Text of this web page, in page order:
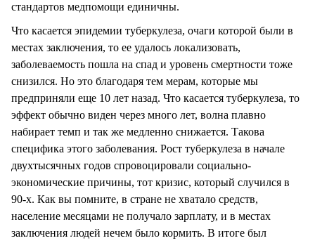
стандартов медпомощи единичны.
Что касается эпидемии туберкулеза, очаги которой были в
местах заключения, то ее удалось локализовать,
заболеваемость пошла на спад и уровень смертности тоже
снизился. Но это благодаря тем мерам, которые мы
предприняли еще 10 лет назад. Что касается туберкулеза, то
эффект обычно виден через много лет, волна плавно
набирает темп и так же медленно снижается. Такова
специфика этого заболевания. Рост туберкулеза в начале
двухтысячных годов спровоцировали социально-
экономические причины, тот кризис, который случился в
90-х. Как вы помните, в стране не хватало средств,
население месяцами не получало зарплату, и в местах
заключения людей нечем было кормить. В итоге был